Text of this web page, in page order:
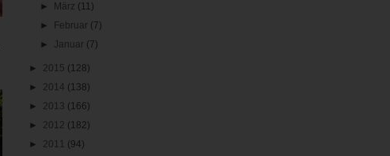
►
März (11)
►
Februar (7)
► Januar (7)
► 2015 (128)
► 2014 (138)
► 2013 (166)
► 2012 (182)
► 2011 (94)